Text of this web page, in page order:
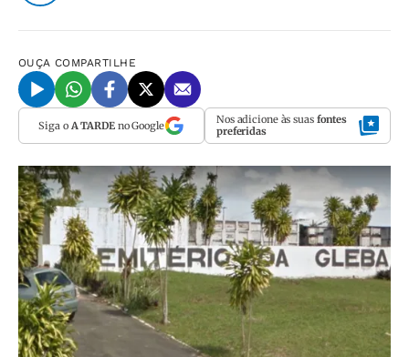
OUÇA COMPARTILHE
Siga o A TARDEno Google Nos adicione às suas fontes
preferidas